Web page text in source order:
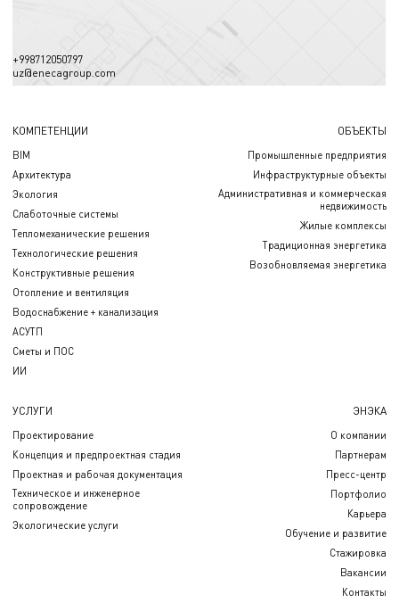
+998712050797
uz@enecagroup.com
КОМПЕТЕНЦИИ
BIM
Архитектура
Экология
Слаботочные системы
Тепломеханические решения
Технологические решения
Конструктивные решения
Отопление и вентиляция
Водоснабжение + канализация
АСУТП
Сметы и ПОС
ИИ
ОБЪЕКТЫ
Промышленные предприятия
Инфраструктурные объекты
Административная и коммерческая
недвижимость
Жилые комплексы
Традиционная энергетика
Возобновляемая энергетика
УСЛУГИ
Проектирование
Концепция и предпроектная стадия
Проектная и рабочая документация
Техническое и инженерное
сопровождение
Экологические услуги
ЭНЭКА
О компании
Партнерам
Пресс-центр
Портфолио
Карьера
Обучение и развитие
Стажировка
Вакансии
Контакты